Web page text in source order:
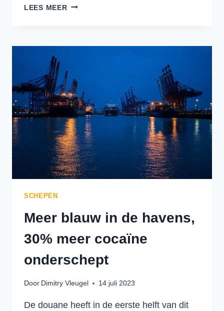
LEES MEERDE
SCHEPEN
Meer blauw in de havens,
30% meer cocaïne
onderschept
Door Dimitry Vleugel 14 juli 2023
De douane heeft in de eerste helft van dit